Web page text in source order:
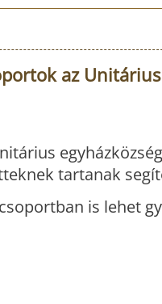
az
tartanak
is lehet